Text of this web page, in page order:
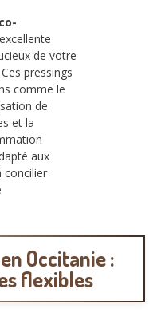
de votre
pressings
comme le
de
et la
aux
concilier
Occitanie :
flexibles